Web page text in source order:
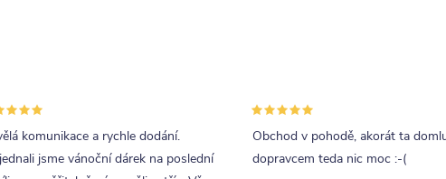
komunikace a rychle dodání.
jsme vánoční dárek na poslední
Obchod v pohodě, akorát ta
dopravcem teda nic moc :-(